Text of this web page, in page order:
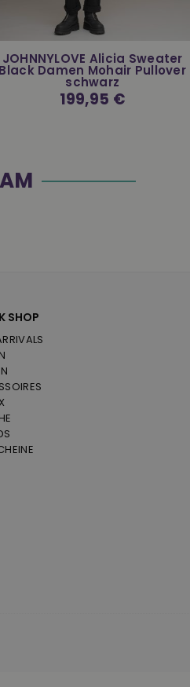
JOHNNYLOVE Alicia Sweater
Black Damen Mohair Pullover
schwarz
Normaler
Preis
199,95 €
SHOP